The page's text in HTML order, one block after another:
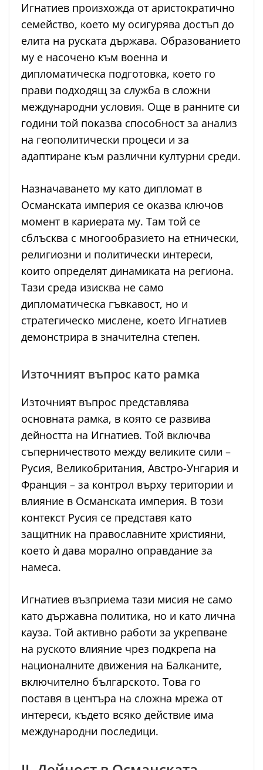
Игнатиев произхожда от аристократично
семейство, което му осигурява достъп до
елита на руската държава. Образованието
му е насочено към военна и
дипломатическа подготовка, което го
прави подходящ за служба в сложни
международни условия. Още в ранните си
години той показва способност за анализ
на геополитически процеси и за
адаптиране към различни културни среди.
Назначаването му като дипломат в
Османската империя се оказва ключов
момент в кариерата му. Там той се
сблъсква с многообразието на етнически,
религиозни и политически интереси,
които определят динамиката на региона.
Тази среда изисква не само
дипломатическа гъвкавост, но и
стратегическо мислене, което Игнатиев
демонстрира в значителна степен.
Източният въпрос като рамка
Източният въпрос представлява
основната рамка, в която се развива
дейността на Игнатиев. Той включва
съперничеството между великите сили –
Русия, Великобритания, Австро-Унгария и
Франция – за контрол върху територии и
влияние в Османската империя. В този
контекст Русия се представя като
защитник на православните християни,
което ѝ дава морално оправдание за
намеса.
Игнатиев възприема тази мисия не само
като държавна политика, но и като лична
кауза. Той активно работи за укрепване
на руското влияние чрез подкрепа на
националните движения на Балканите,
включително българското. Това го
поставя в центъра на сложна мрежа от
интереси, където всяко действие има
международни последици.